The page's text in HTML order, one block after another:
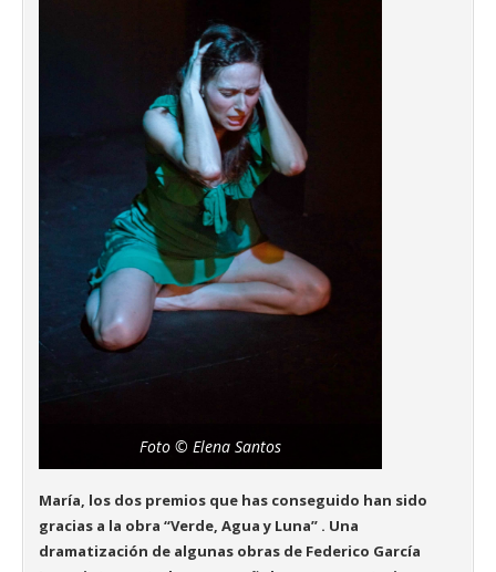
Foto © Elena Santos
María, los dos premios que has conseguido han sido
gracias a la obra “Verde, Agua y Luna” . Una
dramatización de algunas obras de Federico García